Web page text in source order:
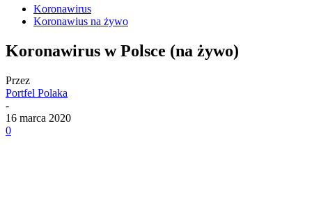
Koronawirus
Koronawius na żywo
Koronawirus w Polsce (na żywo)
Przez
Portfel Polaka
-
16 marca 2020
0